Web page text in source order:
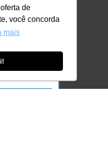
de
você concorda
mais